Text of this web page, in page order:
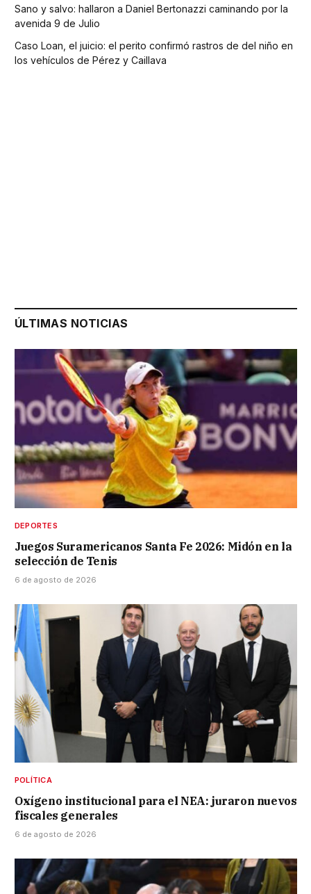
Sano y salvo: hallaron a Daniel Bertonazzi caminando por la
avenida 9 de Julio
Caso Loan, el juicio: el perito confirmó rastros de del niño en
los vehículos de Pérez y Caillava
ÚLTIMAS NOTICIAS
DEPORTES
Juegos Suramericanos Santa Fe 2026: Midón en la
selección de Tenis
6 de agosto de 2026
POLÍTICA
Oxígeno institucional para el NEA: juraron nuevos
fiscales generales
6 de agosto de 2026